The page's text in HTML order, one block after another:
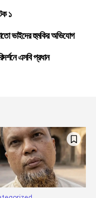
১
ভাইদের হুমকির অভিযোগ
এসবি প্রধান